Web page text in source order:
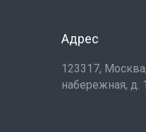
Адрес
123317,
набережная, д.